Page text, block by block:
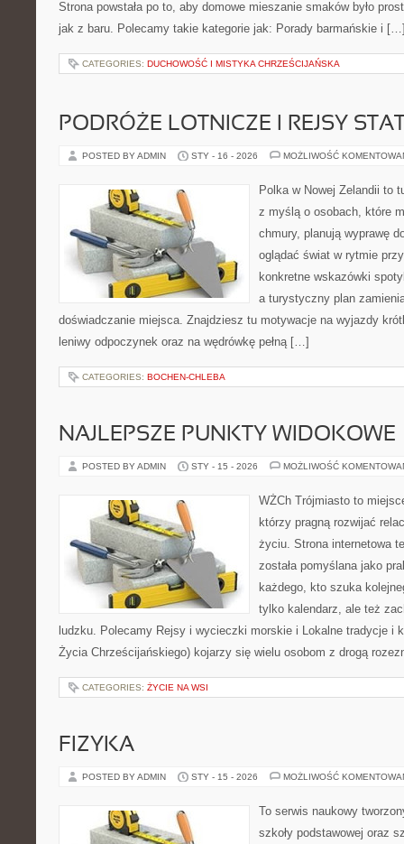
Strona powstała po to, aby domowe mieszanie smaków było
jak z baru. Polecamy takie kategorie jak: Porady barmańskie i
CATEGORIES: DUCHOWOŚĆ I MISTYKA CHRZEŚCIJAŃSKA
PODRÓŻE LOTNICZE I REJSY
POSTED BY ADMIN STY - 16 - 2026 MOŻLIWOŚĆ
Polka w Nowej Zelandii to
z myślą o osobach, które
chmury, planują wyprawę
oglądać świat w rytmie
konkretne wskazówki
a turystyczny plan
doświadczanie miejsca. Znajdziesz tu motywacje na wyjazdy
leniwy odpoczynek oraz na wędrówkę pełną […]
CATEGORIES: BOCHEN-CHLEBA
NAJLEPSZE PUNKTY WIDOKOWE
POSTED BY ADMIN STY - 15 - 2026 MOŻLIWOŚĆ
WŻCh Trójmiasto to
którzy pragną rozwijać
życiu. Strona internetowa
została pomyślana jako
każdego, kto szuka
tylko kalendarz, ale też
ludzku. Polecamy Rejsy i wycieczki morskie i Lokalne tradycje i
Życia Chrześcijańskiego) kojarzy się wielu osobom z drogą
CATEGORIES: ŻYCIE NA WSI
FIZYKA
POSTED BY ADMIN STY - 15 - 2026 MOŻLIWOŚĆ
To serwis naukowy
szkoły podstawowej oraz